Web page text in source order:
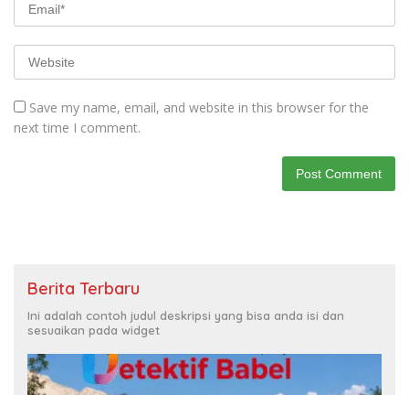
Save my name, email, and website in this browser for the
next time I comment.
Berita Terbaru
Ini adalah contoh judul deskripsi yang bisa anda isi dan
sesuaikan pada widget